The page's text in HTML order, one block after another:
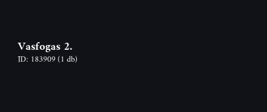
Vasfogas 2.
ID: 183909(1 db)